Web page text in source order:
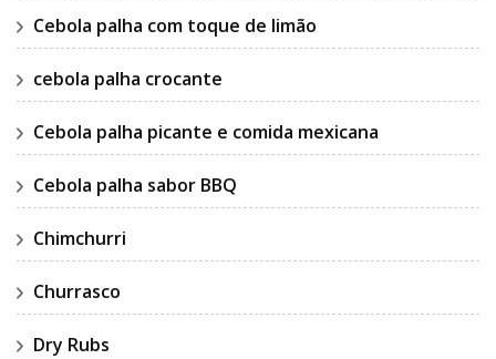
Cebola palha com toque de limão
cebola palha crocante
Cebola palha picante e comida mexicana
Cebola palha sabor BBQ
Chimchurri
Churrasco
Dry Rubs